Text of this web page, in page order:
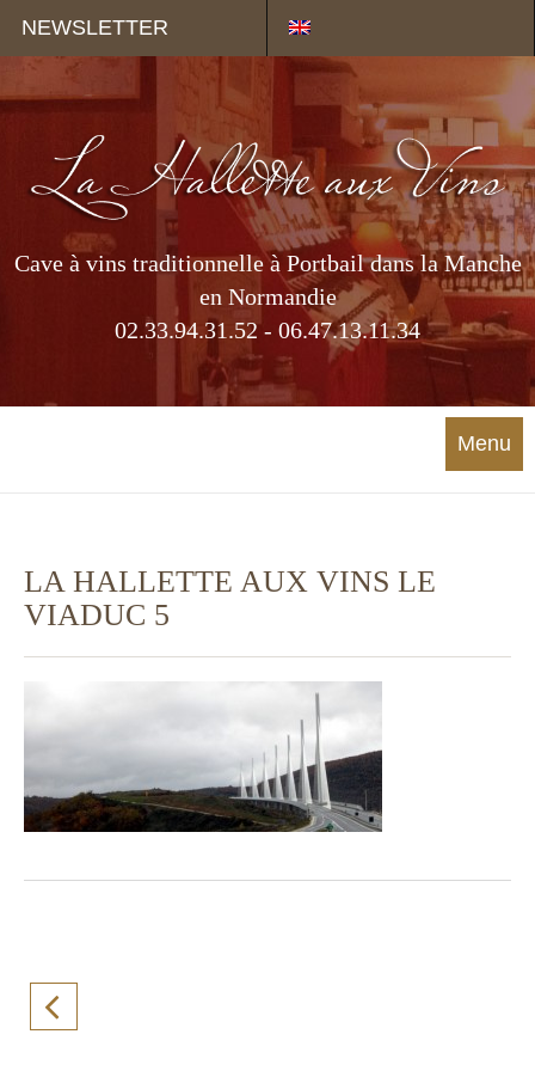
NEWSLETTER
Cave à vins traditionnelle à Portbail dans la Manche
en Normandie
02.33.94.31.52 - 06.47.13.11.34
Menu
LA HALLETTE AUX VINS LE
VIADUC 5
Panneau de gestion des cookies